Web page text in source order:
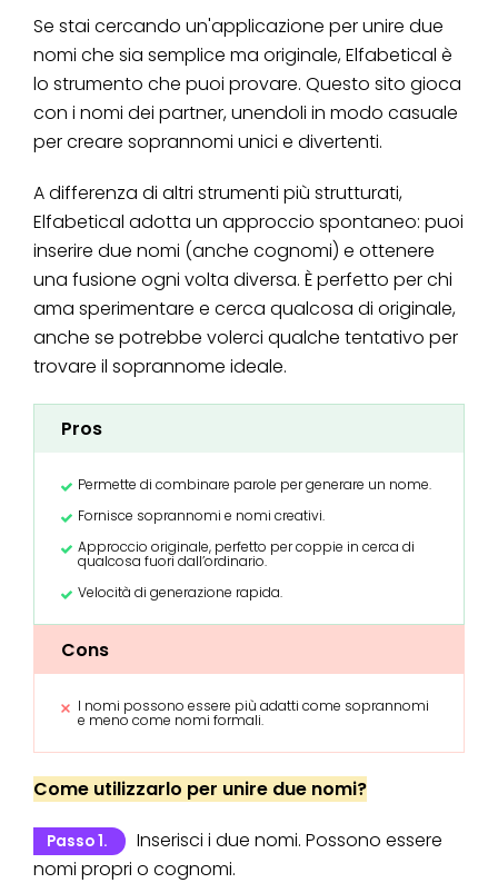
Se stai cercando un'applicazione per unire due
nomi che sia semplice ma originale, Elfabetical è
lo strumento che puoi provare. Questo sito gioca
con i nomi dei partner, unendoli in modo casuale
per creare soprannomi unici e divertenti.
A differenza di altri strumenti più strutturati,
Elfabetical adotta un approccio spontaneo: puoi
inserire due nomi (anche cognomi) e ottenere
una fusione ogni volta diversa. È perfetto per chi
ama sperimentare e cerca qualcosa di originale,
anche se potrebbe volerci qualche tentativo per
trovare il soprannome ideale.
Pros
Permette di combinare parole per generare un nome.
Fornisce soprannomi e nomi creativi.
Approccio originale, perfetto per coppie in cerca di
qualcosa fuori dall’ordinario.
Velocità di generazione rapida.
Cons
I nomi possono essere più adatti come soprannomi
e meno come nomi formali.
Come utilizzarlo per unire due nomi?
Passo 1.
Inserisci i due nomi. Possono essere
nomi propri o cognomi.